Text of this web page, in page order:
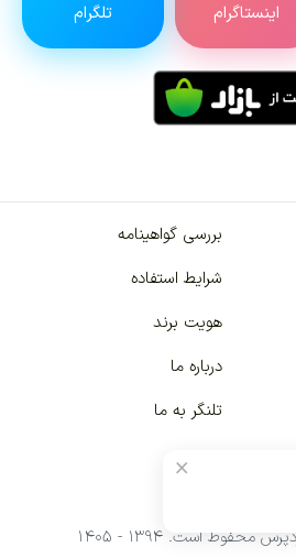
اینستاگرام تلگرام
بررسی گواهینامه
شرایط استفاده
هویت برند
درباره ما
تلنگر به ما
است. ۱۳۹۴ - ۱۴۰۵
×